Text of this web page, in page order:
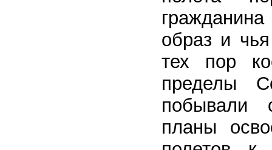
образ и
тех пор
пределы
побывали
планы